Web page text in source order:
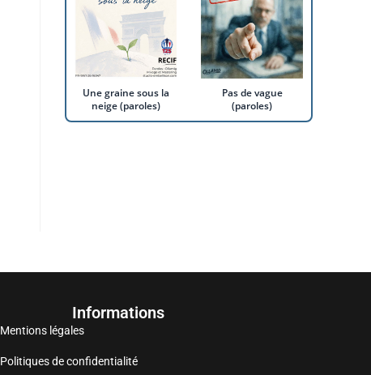
Une graine sous la
neige (paroles)
Pas de vague
(paroles)
Informations
Mentions légales
Politiques de confidentialité